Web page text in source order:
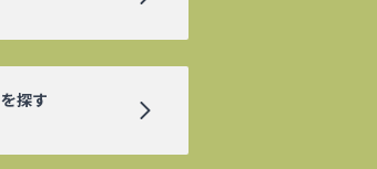
を探す